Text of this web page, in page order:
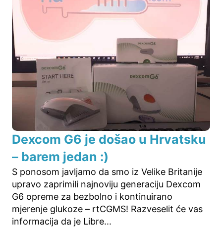
Dexcom G6 je došao u Hrvatsku
– barem jedan :)
S ponosom javljamo da smo iz Velike Britanije
upravo zaprimili najnoviju generaciju Dexcom
G6 opreme za bezbolno i kontinuirano
mjerenje glukoze – rtCGMS! Razveselit će vas
informacija da je Libre...